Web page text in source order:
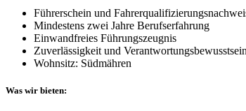
Führerschein und
Mindestens zwei Jahre Berufserfahrung
Einwandfreies Führungszeugnis
Zuverlässigkeit und Verantwortungsbewusstsein
Wohnsitz: Südmähren
Was wir bieten: